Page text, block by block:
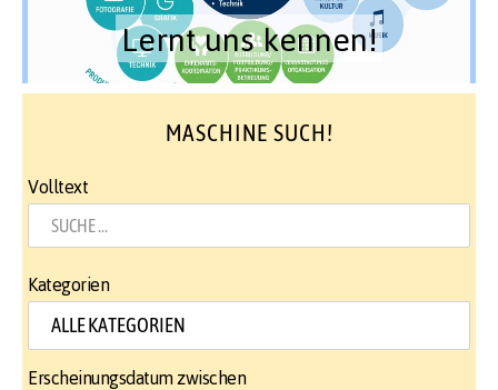
Lernt uns kennen!
MASCHINE SUCH!
Volltext
Kategorien
Erscheinungsdatum zwischen